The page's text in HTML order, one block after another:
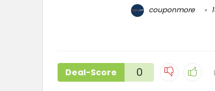
couponmore
Deal-Score 0